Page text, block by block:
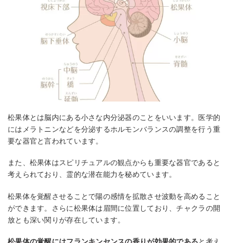
松果体とは脳内にある小さな内分泌器のことをいいます。医学的
にはメラトニンなどを分泌するホルモンバランスの調整を行う重
要な器官と言われています。
また、松果体はスピリチュアルの観点からも重要な器官であると
考えられており、霊的な潜在能力を秘めています。
松果体を覚醒させることで陽の感情を拡散させ波動を高めること
ができます。さらに松果体は眉間に位置しており、チャクラの開
放とも深い関りが存在しています。